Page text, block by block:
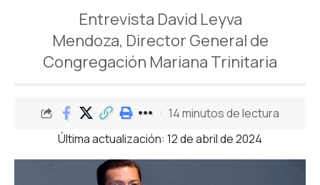
Entrevista David Leyva
Mendoza, Director General de
Congregación Mariana Trinitaria
Última actualización: 12 de abril de 2024
14 minutos de lectura